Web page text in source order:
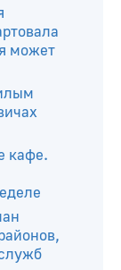
может
кафе.